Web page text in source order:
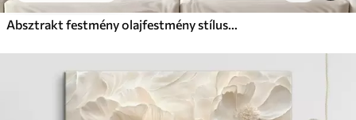
Absztrakt festmény olajfestmény stílusban